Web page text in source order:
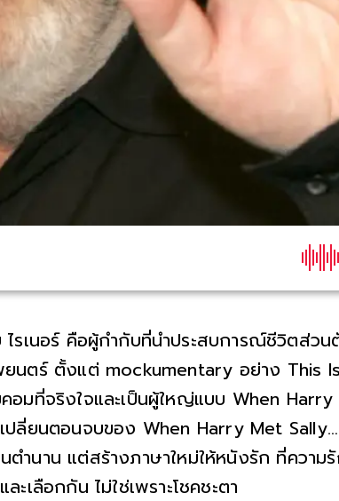
ไรเนอร์ คือผู้กำกับที่นำประสบการณ์ชีวิตส่วน
นตร์ ตั้งแต่ mockumentary อย่าง This
อมที่จริงใจและเป็นผู้ใหญ่แบบ When
ปลี่ยนตอนจบของ When Harry Met Sally…
ตำนาน แต่สร้างภาษาใหม่ให้หนังรัก ที่ความ
ะเลือกกัน ไม่ใช่เพราะโชคชะตา